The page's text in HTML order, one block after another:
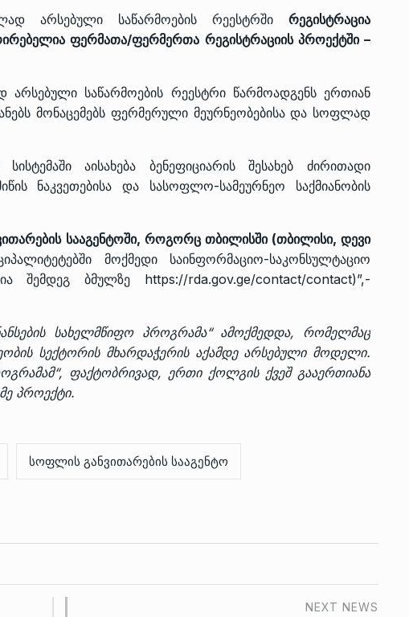
არსებული საწარმოების რეესტრში რეგისტრაცია
ფერმათა/ფერმერთა რეგისტრაციის პროექტში –
საწარმოების რეესტრი წარმოადგენს ერთიან
მონაცემებს ფერმერული მეურნეობებისა და სოფლად
აისახება ბენეფიციარის შესახებ ძირითადი
ნაკვეთებისა და სასოფლო-სამეურნეო საქმიანობის
სააგენტოში, როგორც თბილისში (თბილისი, დევი
მოქმედი საინფორმაციო-საკონსულტაციო
შემდეგ ბმულზე https://rda.gov.ge/contact/contact)”,-
სახელმწიფო პროგრამა“ ამოქმედდა, რომელმაც
სექტორის მხარდაჭერის აქამდე არსებული მოდელი.
ფაქტობრივად, ერთი ქოლგის ქვეშ გააერთიანა
პროექტი.
სოფლის განვითარების სააგენტო
NEXT NEWS
და
15
რეაბილიტირებული ოზურგეთის…
ᲒᲐᲜᲐᲗᲚᲔᲑᲐ 15/05/2022